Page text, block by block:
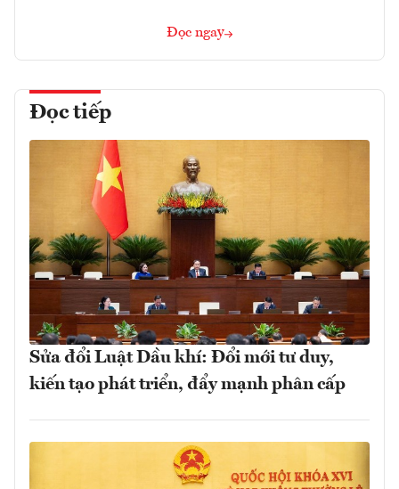
Đọc ngay
Đọc tiếp
Sửa đổi Luật Dầu khí: Đổi mới tư duy,
kiến tạo phát triển, đẩy mạnh phân cấp